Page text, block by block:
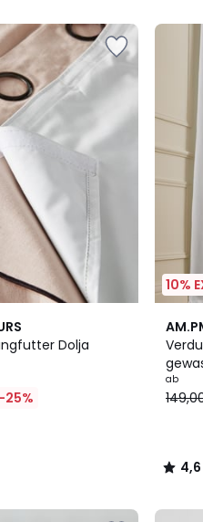
Dolja
-25%
10%
Private
ab
4,6
/ 5
11
4,6
/